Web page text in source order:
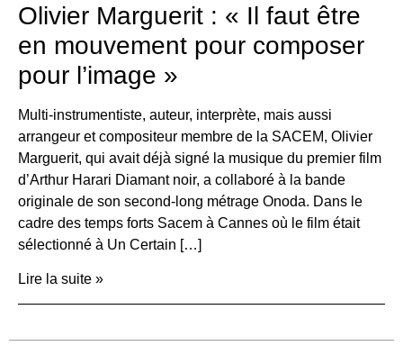
Olivier Marguerit : « Il faut être
en mouvement pour composer
pour l’image »
Multi-instrumentiste, auteur, interprète, mais aussi
arrangeur et compositeur membre de la SACEM, Olivier
Marguerit, qui avait déjà signé la musique du premier film
d’Arthur Harari Diamant noir, a collaboré à la bande
originale de son second-long métrage Onoda. Dans le
cadre des temps forts Sacem à Cannes où le film était
sélectionné à Un Certain […]
Lire la suite »